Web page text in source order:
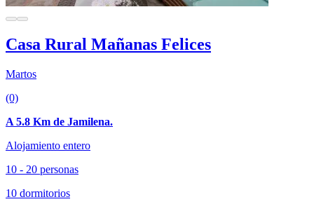
Casa Rural Mañanas Felices
Martos
(0)
A 5.8 Km de Jamilena.
Alojamiento entero
10 - 20 personas
10 dormitorios